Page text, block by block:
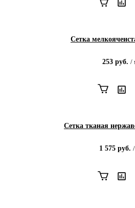
Сетка
253руб. /
Сетка тканая
1 575 руб. /